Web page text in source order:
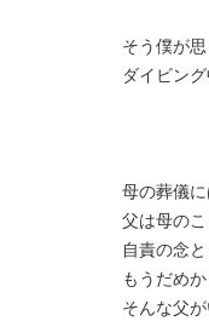
そう僕が
ダイビン
母の葬儀
父は母の
自責の念
もうだめ
そんな父